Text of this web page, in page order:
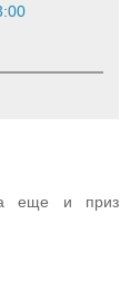
еще и приз